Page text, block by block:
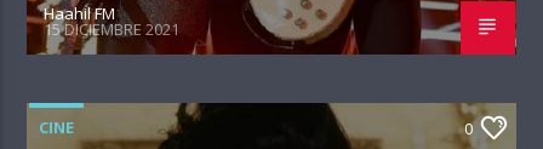
Haahil FM
15 DICIEMBRE 2021
CINE 0